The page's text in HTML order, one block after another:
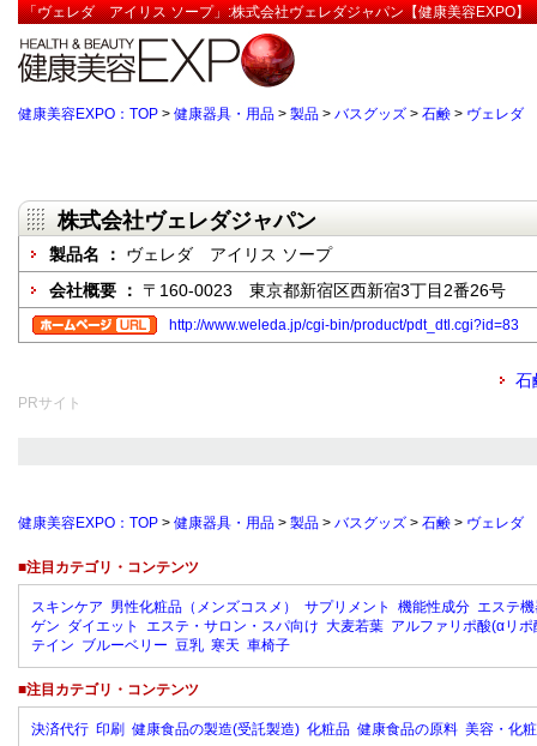
「ヴェレダ アイリス ソープ」:株式会社ヴェレダジャパン【健康美容EXPO】
健康美容EXPO：TOP > 健康器具・用品 > 製品 > バスグッズ > 石鹸 > ヴェレダ
株式会社ヴェレダジャパン
製品名 ： ヴェレダ アイリス ソープ
会社概要 ： 〒160-0023 東京都新宿区西新宿3丁目2番26号
http://www.weleda.jp/cgi-bin/product/pdt_dtl.cgi?id=83
石
PRサイト
健康美容EXPO：TOP > 健康器具・用品 > 製品 > バスグッズ > 石鹸 > ヴェレダ
■注目カテゴリ・コンテンツ
スキンケア 男性化粧品（メンズコスメ） サプリメント 機能性成分 エステ
ゲン ダイエット エステ・サロン・スパ向け 大麦若葉 アルファリポ酸(αリポ
テイン ブルーベリー 豆乳 寒天 車椅子
■注目カテゴリ・コンテンツ
決済代行 印刷 健康食品の製造(受託製造) 化粧品 健康食品の原料 美容・化